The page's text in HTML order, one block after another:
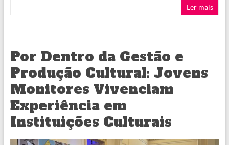
Ler mais
Por Dentro da Gestão e
Produção Cultural: Jovens
Monitores Vivenciam
Experiência em
Instituições Culturais